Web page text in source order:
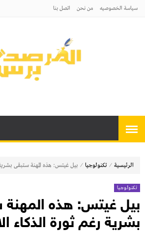
سياسة الخصوصيه من نحن اتصل بنا
الرئيسية ⁄ تكنولوجيا ⁄ بيل غيتس: هذه المهنة ستبقى
تكنولوجيا
بيل غيتس: هذه
بشرية رغم ثورة الذكاء